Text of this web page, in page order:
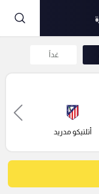
غداً
أتلتيكو مدريد